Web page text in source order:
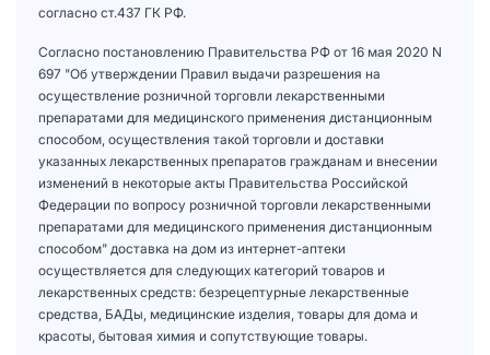
согласно ст.437 ГК РФ.
Согласно постановлению Правительства РФ от 16 мая 2020 N
697 "Об утверждении Правил выдачи разрешения на
осуществление розничной торговли лекарственными
препаратами для медицинского применения дистанционным
способом, осуществления такой торговли и доставки
указанных лекарственных препаратов гражданам и внесении
изменений в некоторые акты Правительства Российской
Федерации по вопросу розничной торговли лекарственными
препаратами для медицинского применения дистанционным
способом" доставка на дом из интернет-аптеки
осуществляется для следующих категорий товаров и
лекарственных средств: безрецептурные лекарственные
средства, БАДы, медицинские изделия, товары для дома и
красоты, бытовая химия и сопутствующие товары.